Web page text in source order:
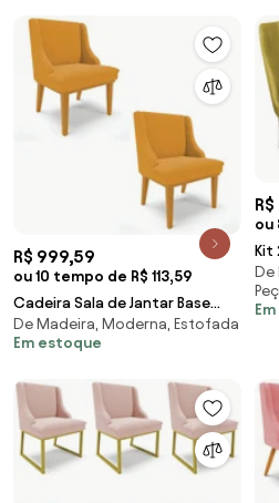
R$ 999,59
ou 10 tempo de R$ 113,59
Cadeira Sala de Jantar Base
Madeira Castanho kit 2 Liz
Bouclê D03 - D'Rossi -
De Madeira, Moderna, Estofada
Em estoque
R$
ou
Kit